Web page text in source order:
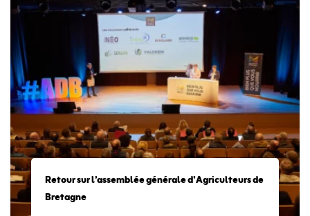
Retour sur l’assemblée générale d’Agriculteurs de
Bretagne